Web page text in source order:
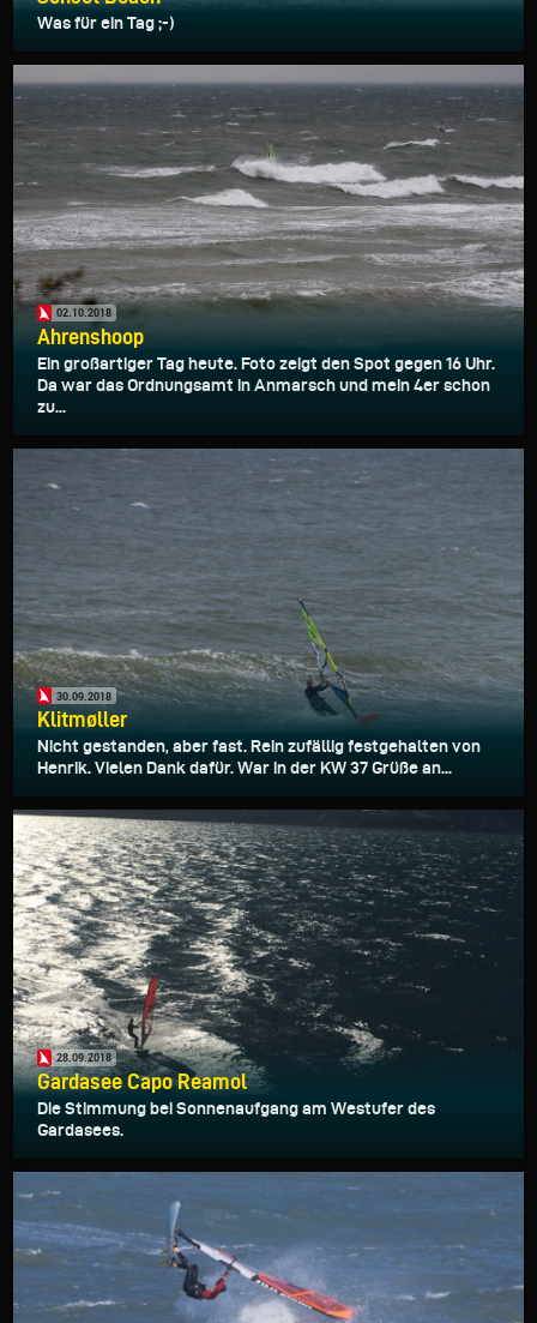
Was für ein Tag ;-)
02.10.2018
Ahrenshoop
Ein großartiger Tag heute. Foto zeigt den Spot gegen 16 Uhr.
Da war das Ordnungsamt in Anmarsch und mein 4er schon
zu...
30.09.2018
Klitmøller
Nicht gestanden, aber fast. Rein zufällig festgehalten von
Henrik. Vielen Dank dafür. War in der KW 37 Grüße an...
28.09.2018
Gardasee Capo Reamol
Die Stimmung bei Sonnenaufgang am Westufer des
Gardasees.